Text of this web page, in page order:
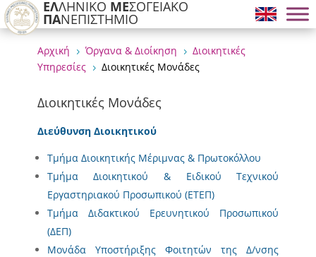
ΕΛΛΗΝΙΚΟ ΜΕΣΟΓΕΙΑΚΟ
ΠΑΝΕΠΙΣΤΗΜΙΟ
Αρχική 5 Όργανα & Διοίκηση 5 Διοικητικές
Υπηρεσίες
5 Διοικητικές Μονάδες
Διοικητικές Μονάδες
Διεύθυνση Διοικητικού
Τμήμα Διοικητικής Μέριμνας & Πρωτοκόλλου
Τμήμα Διοικητικού & Ειδικού Τεχνικού
Εργαστηριακού Προσωπικού (ΕΤΕΠ)
Τμήμα Διδακτικού Ερευνητικού Προσωπικού
(ΔΕΠ)
Μονάδα Υποστήριξης Φοιτητών της Δ/νσης